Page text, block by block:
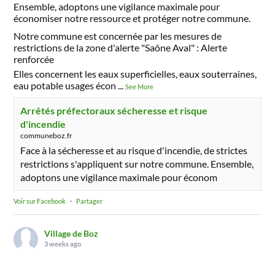
Ensemble, adoptons une vigilance maximale pour
économiser notre ressource et protéger notre commune.
Notre commune est concernée par les mesures de
restrictions de la zone d'alerte "Saône Aval" : Alerte
renforcée
Elles concernent les eaux superficielles, eaux souterraines,
eau potable usages écon ...See More
Arrêtés préfectoraux sécheresse et risque
d'incendie
communeboz.fr
Face à la sécheresse et au risque d'incendie, de strictes
restrictions s'appliquent sur notre commune. Ensemble,
adoptons une vigilance maximale pour économ
Voir sur Facebook · Partager
Village de Boz
3 weeks ago